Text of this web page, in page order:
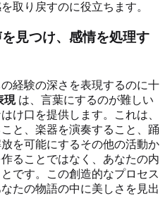
取り戻すのに役立ちます。
見つけ、感情を処理す
経験の深さを表現するのに十
現は、言葉にするのが難しい
け口を提供します。これは、
と、楽器を演奏すること、踊
を可能にするその他の活動か
ることではなく、あなたの内
です。この創造的なプロセス
たの物語の中に美しさを見出